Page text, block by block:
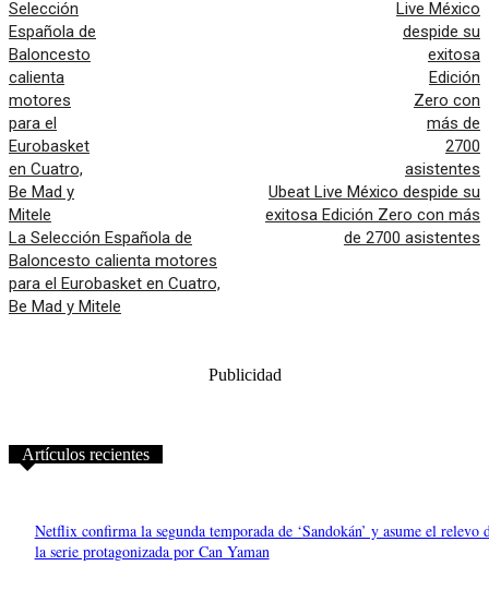
La Selección Española de
Baloncesto calienta motores
para el Eurobasket en Cuatro,
Be Mad y Mitele
Ubeat Live México despide su
exitosa Edición Zero con más
de 2700 asistentes
Publicidad
Artículos recientes
Netflix confirma la segunda temporada de ‘Sandokán’ y asume el relevo
la serie protagonizada por Can Yaman